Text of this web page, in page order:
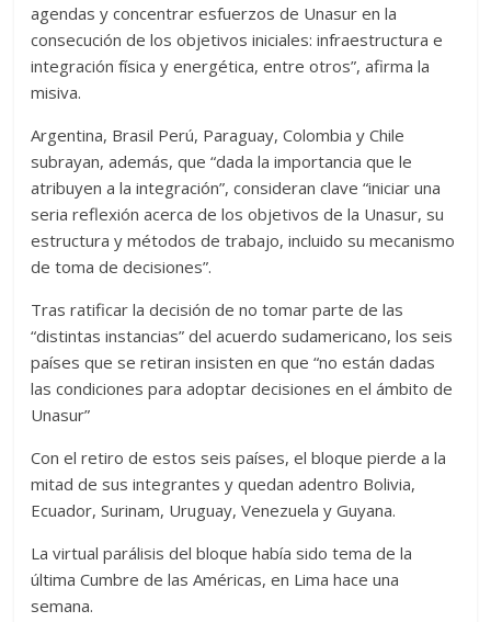
agendas y concentrar esfuerzos de Unasur en la
consecución de los objetivos iniciales: infraestructura e
integración física y energética, entre otros”, afirma la
misiva.
Argentina, Brasil Perú, Paraguay, Colombia y Chile
subrayan, además, que “dada la importancia que le
atribuyen a la integración”, consideran clave “iniciar una
seria reflexión acerca de los objetivos de la Unasur, su
estructura y métodos de trabajo, incluido su mecanismo
de toma de decisiones”.
Tras ratificar la decisión de no tomar parte de las
“distintas instancias” del acuerdo sudamericano, los seis
países que se retiran insisten en que “no están dadas
las condiciones para adoptar decisiones en el ámbito de
Unasur”
Con el retiro de estos seis países, el bloque pierde a la
mitad de sus integrantes y quedan adentro Bolivia,
Ecuador, Surinam, Uruguay, Venezuela y Guyana.
La virtual parálisis del bloque había sido tema de la
última Cumbre de las Américas, en Lima hace una
semana.